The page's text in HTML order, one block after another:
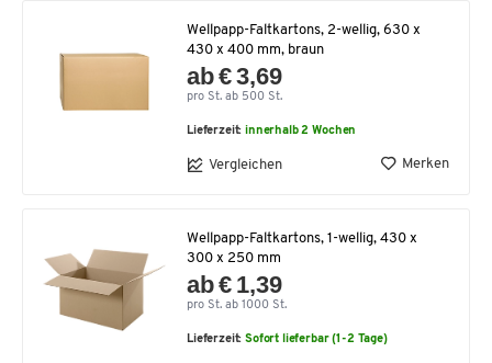
Wellpapp-Faltkartons, 2-wellig, 630 x
430 x 400 mm, braun
ab € 3,69
pro St. ab 500 St.
Lieferzeit:innerhalb 2 Wochen
Vergleichen Merken
Wellpapp-Faltkartons, 1-wellig, 430 x
300 x 250 mm
ab € 1,39
pro St. ab 1000 St.
Lieferzeit:Sofort lieferbar (1-2 Tage)